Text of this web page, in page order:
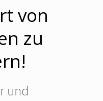
von
zu
und